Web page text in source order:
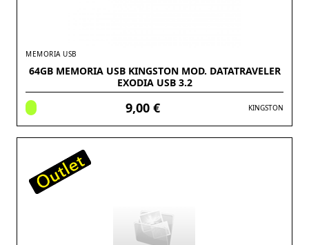
MEMORIA USB
64GB MEMORIA USB KINGSTON MOD. DATATRAVELER
EXODIA USB 3.2
9,00 € KINGSTON